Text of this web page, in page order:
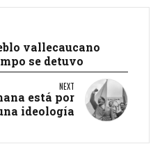
vallecaucano
se detuvo
NEXT
está por
ideología